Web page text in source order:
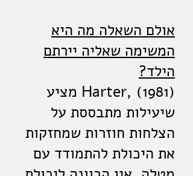
אולם השאלה מה היא
המשימה שאליה יירתם
הילד?
(Harter, (1981 מציע
שיעילות מתבססת על
הצלחות חוזרות שמחזקות
את היכולת להתמודד עם